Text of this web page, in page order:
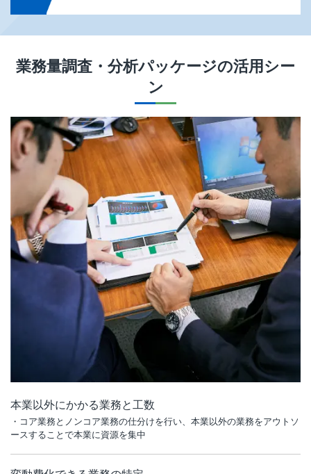
業務量調査・分析パッケージの活用シー
ン
本業以外にかかる業務と工数
・コア業務とノンコア業務の仕分けを行い、本業以外の業務をアウトソ
ースすることで本業に資源を集中